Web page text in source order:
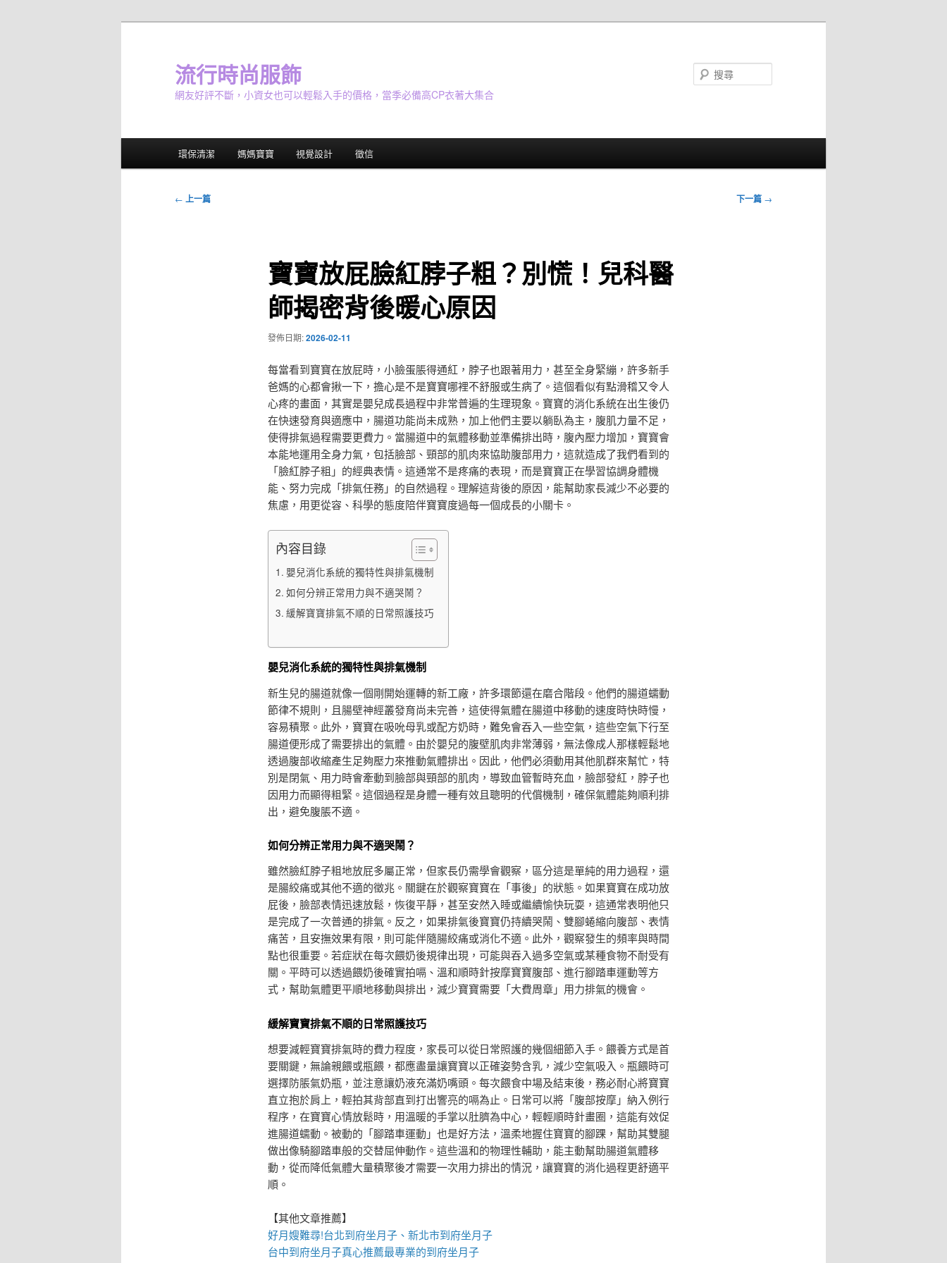
流行時尚服飾
網友好評不斷，小資女也可以輕鬆入手的價格，當季必備高CP衣著大集合
環保清潔 媽媽寶寶 視覺設計 徵信
文
← 上一篇 下一篇 →
寶寶放屁臉紅脖子粗？別慌！兒科醫
師揭密背後暖心原因
發佈日期:2026-02-11
每當看到寶寶在放屁時，小臉蛋脹得通紅，脖子也跟著用力，甚至全身緊繃，許多新手
爸媽的心都會揪一下，擔心是不是寶寶哪裡不舒服或生病了。這個看似有點滑稽又令人
心疼的畫面，其實是嬰兒成長過程中非常普遍的生理現象。寶寶的消化系統在出生後仍
在快速發育與適應中，腸道功能尚未成熟，加上他們主要以躺臥為主，腹肌力量不足，
使得排氣過程需要更費力。當腸道中的氣體移動並準備排出時，腹內壓力增加，寶寶會
本能地運用全身力氣，包括臉部、頸部的肌肉來協助腹部用力，這就造成了我們看到的
「臉紅脖子粗」的經典表情。這通常不是疼痛的表現，而是寶寶正在學習協調身體機
能、努力完成「排氣任務」的自然過程。理解這背後的原因，能幫助家長減少不必要的
焦慮，用更從容、科學的態度陪伴寶寶度過每一個成長的小關卡。
內容目錄
嬰兒消化系統的獨特性與排氣機制
如何分辨正常用力與不適哭鬧？
緩解寶寶排氣不順的日常照護技巧
嬰兒消化系統的獨特性與排氣機制
新生兒的腸道就像一個剛開始運轉的新工廠，許多環節還在磨合階段。他們的腸道蠕動
節律不規則，且腸壁神經叢發育尚未完善，這使得氣體在腸道中移動的速度時快時慢，
容易積聚。此外，寶寶在吸吮母乳或配方奶時，難免會吞入一些空氣，這些空氣下行至
腸道便形成了需要排出的氣體。由於嬰兒的腹壁肌肉非常薄弱，無法像成人那樣輕鬆地
透過腹部收縮產生足夠壓力來推動氣體排出。因此，他們必須動用其他肌群來幫忙，特
別是閉氣、用力時會牽動到臉部與頸部的肌肉，導致血管暫時充血，臉部發紅，脖子也
因用力而顯得粗緊。這個過程是身體一種有效且聰明的代償機制，確保氣體能夠順利排
出，避免腹脹不適。
如何分辨正常用力與不適哭鬧？
雖然臉紅脖子粗地放屁多屬正常，但家長仍需學會觀察，區分這是單純的用力過程，還
是腸絞痛或其他不適的徵兆。關鍵在於觀察寶寶在「事後」的狀態。如果寶寶在成功放
屁後，臉部表情迅速放鬆，恢復平靜，甚至安然入睡或繼續愉快玩耍，這通常表明他只
是完成了一次普通的排氣。反之，如果排氣後寶寶仍持續哭鬧、雙腳蜷縮向腹部、表情
痛苦，且安撫效果有限，則可能伴隨腸絞痛或消化不適。此外，觀察發生的頻率與時間
點也很重要。若症狀在每次餵奶後規律出現，可能與吞入過多空氣或某種食物不耐受有
關。平時可以透過餵奶後確實拍嗝、溫和順時針按摩寶寶腹部、進行腳踏車運動等方
式，幫助氣體更平順地移動與排出，減少寶寶需要「大費周章」用力排氣的機會。
緩解寶寶排氣不順的日常照護技巧
想要減輕寶寶排氣時的費力程度，家長可以從日常照護的幾個細節入手。餵養方式是首
要關鍵，無論親餵或瓶餵，都應盡量讓寶寶以正確姿勢含乳，減少空氣吸入。瓶餵時可
選擇防脹氣奶瓶，並注意讓奶液充滿奶嘴頭。每次餵食中場及結束後，務必耐心將寶寶
直立抱於肩上，輕拍其背部直到打出響亮的嗝為止。日常可以將「腹部按摩」納入例行
程序，在寶寶心情放鬆時，用溫暖的手掌以肚臍為中心，輕輕順時針畫圈，這能有效促
進腸道蠕動。被動的「腳踏車運動」也是好方法，溫柔地握住寶寶的腳踝，幫助其雙腿
做出像騎腳踏車般的交替屈伸動作。這些溫和的物理性輔助，能主動幫助腸道氣體移
動，從而降低氣體大量積聚後才需要一次用力排出的情況，讓寶寶的消化過程更舒適平
順。
【其他文章推薦】
好月嫂難尋!台北到府坐月子、 新北市到府坐月子
台中到府坐月子真心推薦最專業的到府坐月子